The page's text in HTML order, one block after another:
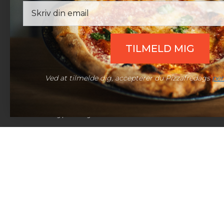
Åben chat
TILMELD MIG
Ved at tilmelde dig, accepterer du Pizzafredags